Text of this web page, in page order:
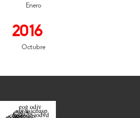
Enero
2016
Octubre